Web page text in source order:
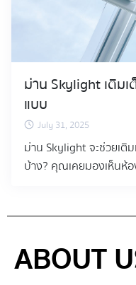
ม่าน Skylight เติม
แบบ
July 31, 2025
ม่าน Skylight จะช่วยเติ
บ้าง? คุณเคยมองเห็นห้
กับแสงแดดที่ร้อนจัดในย
อาศัย ม่านไฟฟ้า ไม่ได้จำ
ABOUT